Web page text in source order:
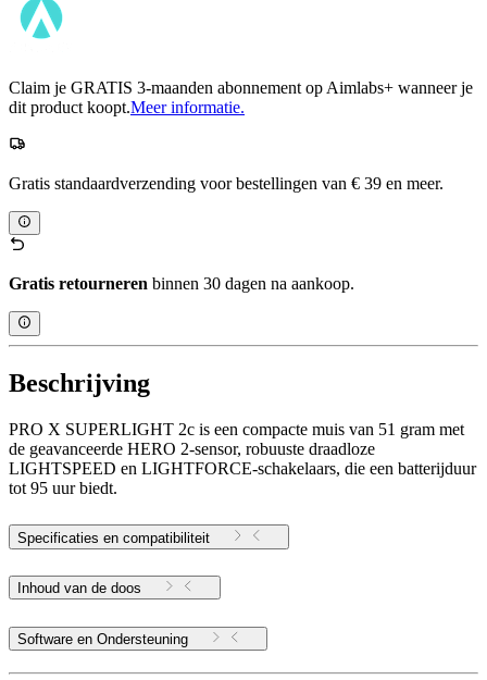
Claim je GRATIS 3-maanden abonnement op Aimlabs+ wanneer je
dit product koopt.Meer informatie.
Gratis standaardverzending voor bestellingen van € 39 en meer.
Gratis retourneren binnen 30 dagen na aankoop.
Beschrijving
PRO X SUPERLIGHT 2c is een compacte muis van 51 gram met
de geavanceerde HERO 2-sensor, robuuste draadloze
LIGHTSPEED en LIGHTFORCE-schakelaars, die een batterijduur
tot 95 uur biedt.
Specificaties en compatibiliteit
Inhoud van de doos
Software en Ondersteuning